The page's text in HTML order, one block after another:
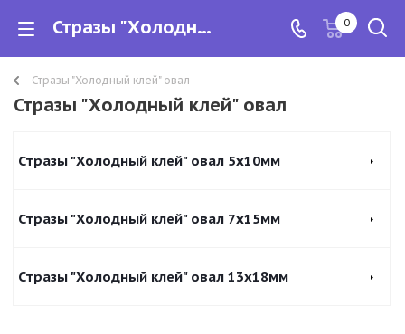
Стразы "Холодный клей" овал 0
Стразы "Холодный клей" овал
Стразы "Холодный клей" овал
Стразы "Холодный клей" овал 5х10мм
Стразы "Холодный клей" овал 7х15мм
Стразы "Холодный клей" овал 13х18мм